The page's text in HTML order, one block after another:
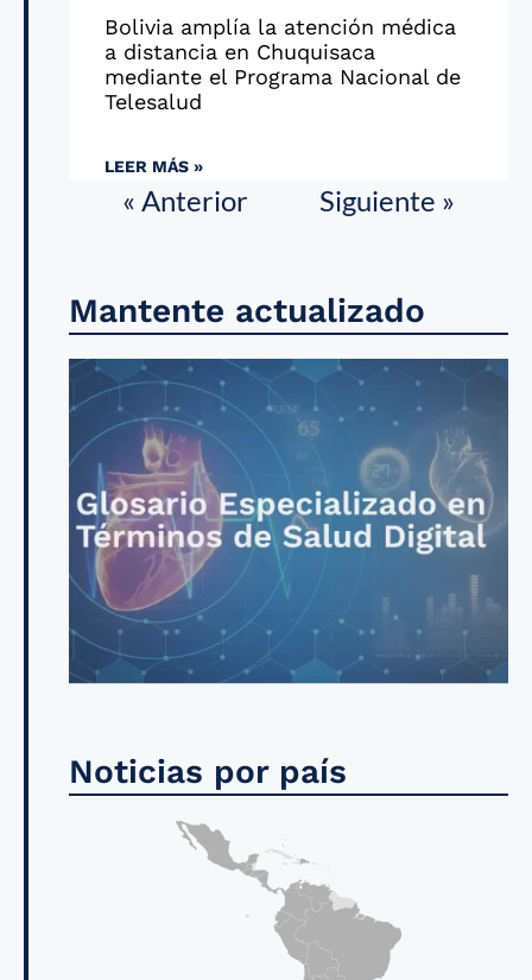
Bolivia amplía la atención médica
a distancia en Chuquisaca
mediante el Programa Nacional de
Telesalud
LEER MÁS »
« Anterior Siguiente »
Mantente actualizado
Noticias por país